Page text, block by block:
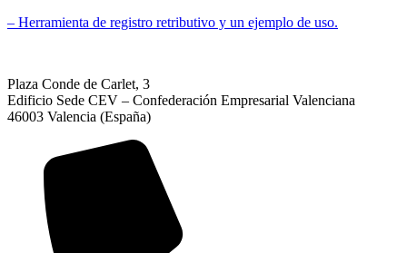
– Herramienta de registro retributivo y un ejemplo de uso.
Plaza Conde de Carlet, 3
Edificio Sede CEV – Confederación Empresarial Valenciana
46003 Valencia (España)